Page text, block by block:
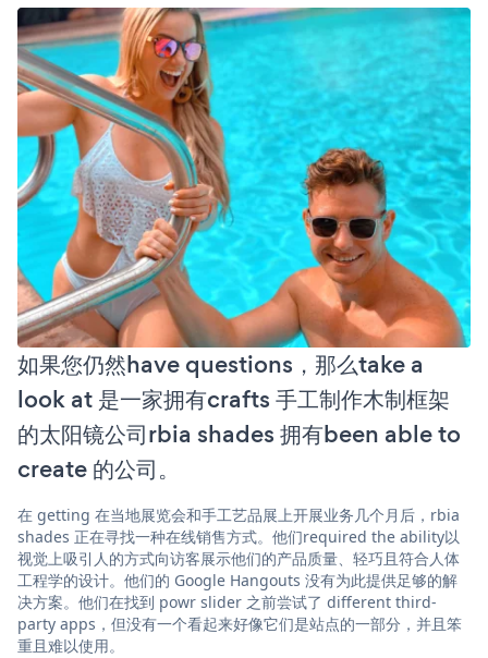
如果您仍然have questions，那么take a
look at 是一家拥有crafts 手工制作木制框架
的太阳镜公司rbia shades 拥有been able to
create 的公司。
在 getting 在当地展览会和手工艺品展上开展业务几个月后，rbia
shades 正在寻找一种在线销售方式。他们required the ability以
视觉上吸引人的方式向访客展示他们的产品质量、轻巧且符合人体
工程学的设计。他们的 Google Hangouts 没有为此提供足够的解
决方案。他们在找到 powr slider 之前尝试了 different third-
party apps，但没有一个看起来好像它们是站点的一部分，并且笨
重且难以使用。